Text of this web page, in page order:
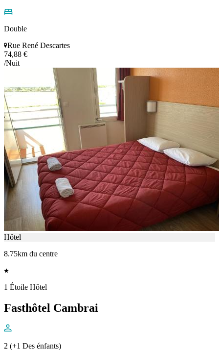
Double
Rue René Descartes
74,88 €
/Nuit
Hôtel
8.75km du centre
1 Étoile Hôtel
Fasthôtel Cambrai
2 (+1 Des énfants)